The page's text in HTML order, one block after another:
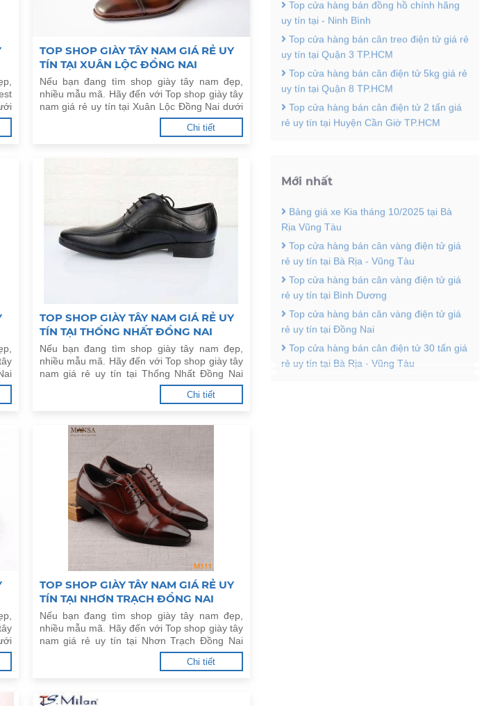
TOP SHOP GIÀY TÂY NAM GIÁ RẺ UY
TÍN TẠI XUÂN LỘC ĐỒNG NAI
Nếu bạn đang tìm shop giày tây nam đẹp,
nhiều mẫu mã. Hãy đến với Top shop giày tây
nam giá rẻ uy tín tại Xuân Lộc Đồng Nai dưới
Chi tiết
TOP SHOP GIÀY TÂY NAM GIÁ RẺ UY
TÍN TẠI THỐNG NHẤT ĐỒNG NAI
Nếu bạn đang tìm shop giày tây nam đẹp,
nhiều mẫu mã. Hãy đến với Top shop giày tây
nam giá rẻ uy tín tại Thống Nhất Đồng Nai
Chi tiết
TOP SHOP GIÀY TÂY NAM GIÁ RẺ UY
TÍN TẠI NHƠN TRẠCH ĐỒNG NAI
Nếu bạn đang tìm shop giày tây nam đẹp,
nhiều mẫu mã. Hãy đến với Top shop giày tây
nam giá rẻ uy tín tại Nhơn Trạch Đồng Nai
Chi tiết
Top cửa hàng bán cân treo điện tử giá rẻ
Top cửa hàng bán cân điện tử 5kg giá rẻ
Top cửa hàng bán cân điện tử 2 tấn giá
Bảng giá xe Kia tháng 10/2025 tại Bà
Top cửa hàng bán cân vàng điện tử giá
Top cửa hàng bán cân vàng điện tử giá
Top cửa hàng bán cân vàng điện tử giá
Top cửa hàng bán cân điện tử 30 tấn giá